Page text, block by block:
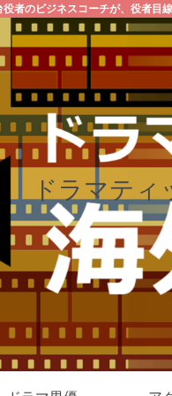
役者のビジネスコーチが、役者目
ドラマテ